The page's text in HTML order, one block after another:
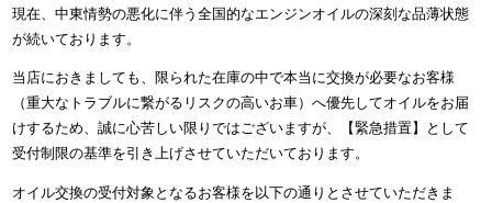
現在、中東情勢の悪化に伴う全国的なエンジンオイルの深刻な品薄状態
が続いております。
当店におきましても、限られた在庫の中で本当に交換が必要なお客様
（重大なトラブルに繋がるリスクの高いお車）へ優先してオイルをお届
けするため、誠に心苦しい限りではございますが、【緊急措置】として
受付制限の基準を引き上げさせていただいております。
オイル交換の受付対象となるお客様を以下の通りとさせていただきま